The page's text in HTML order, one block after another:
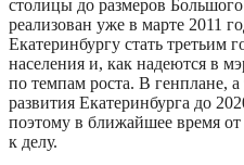
столицы до размеров
реализован уже в марте 2011
Екатеринбургу стать третьим
населения и, как надеются в
по темпам роста. В генплане,
развития Екатеринбурга до
поэтому в ближайшее время от
к делу.